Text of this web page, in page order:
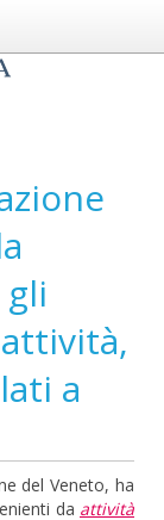
a
del Veneto, ha
da attività